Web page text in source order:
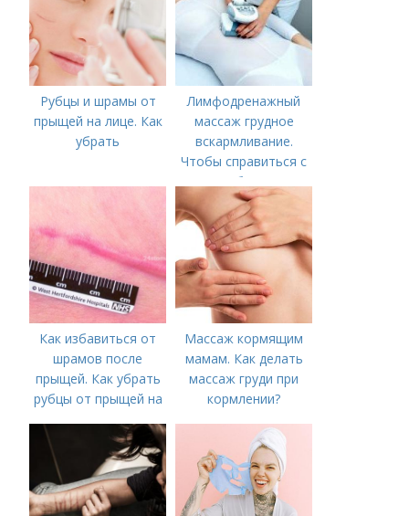
Рубцы и шрамы от
прыщей на лице. Как
убрать
Лимфодренажный
массаж грудное
вскармливание.
Чтобы справиться с
нагрубанием,
необходимо
предпринять
следующие действия:
Как избавиться от
шрамов после
прыщей. Как убрать
рубцы от прыщей на
Массаж кормящим
мамам. Как делать
массаж груди при
кормлении?